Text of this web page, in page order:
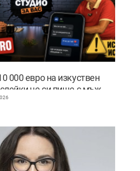
000 евро на изкуствен
че си пише с мъж